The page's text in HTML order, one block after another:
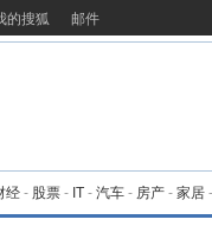
的搜狐 邮件
经 - 股票 - IT - 汽车 - 房产 - 家居